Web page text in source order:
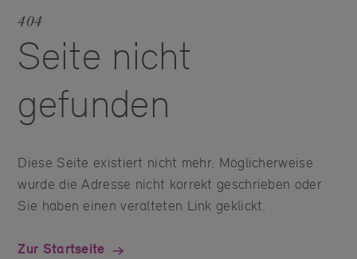
404
Seite nicht
gefunden
Diese Seite existiert nicht mehr. Möglicherweise
wurde die Adresse nicht korrekt geschrieben oder
Sie haben einen veralteten Link geklickt.
Zur Startseite